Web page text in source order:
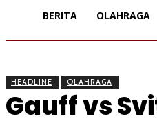
BERITA OLAHRAGA
HEADLINE OLAHRAGA
Gauff vs